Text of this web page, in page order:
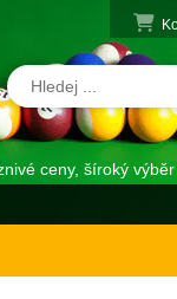
ceny, šíroký